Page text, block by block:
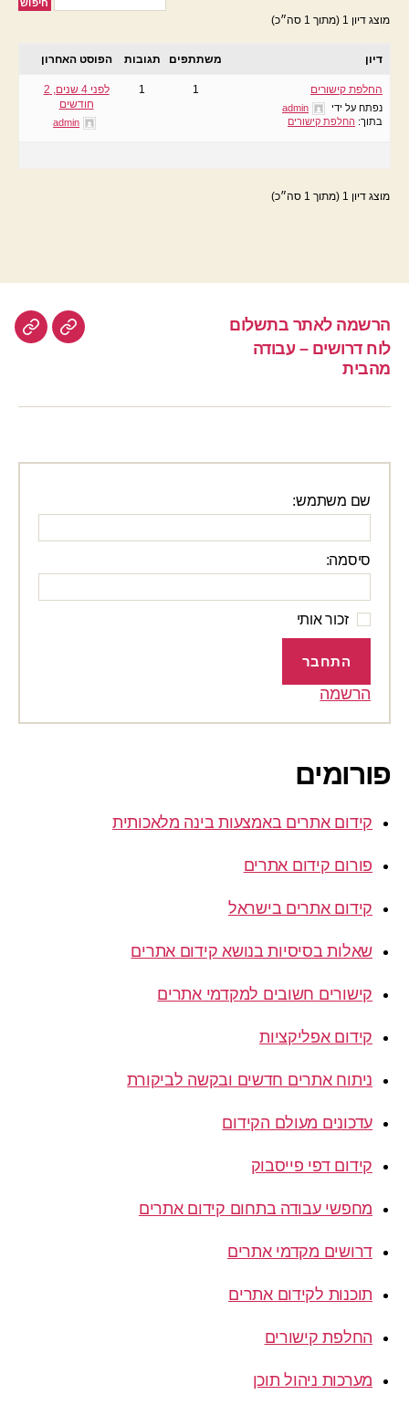
מוצג דיון 1 (מתוך 1 סה״כ)
דיון משתתפים תגובות הפוסט האחרון
החלפת קישורים
נפתח על ידי
admin
בתוך: החלפת קישורים
1
1
לפני 4 שנים, 2
חודשים
admin
מוצג דיון 1 (מתוך 1 סה״כ)
הרשמה לאתר בתשלום
לוח דרושים – עבודה
מהבית
הרשמה
לוח
שם משתמש:
סיסמה:
זכור אותי
התחבר
הרשמה
פורומים
קידום אתרים באמצעות בינה מלאכותית
פורום קידום אתרים
קידום אתרים בישראל
שאלות בסיסיות בנושא קידום אתרים
קישורים חשובים למקדמי אתרים
קידום אפליקציות
ניתוח אתרים חדשים ובקשה לביקורת
עדכונים מעולם הקידום
קידום דפי פייסבוק
מחפשי עבודה בתחום קידום אתרים
דרושים מקדמי אתרים
תוכנות לקידום אתרים
החלפת קישורים
מערכות ניהול תוכן